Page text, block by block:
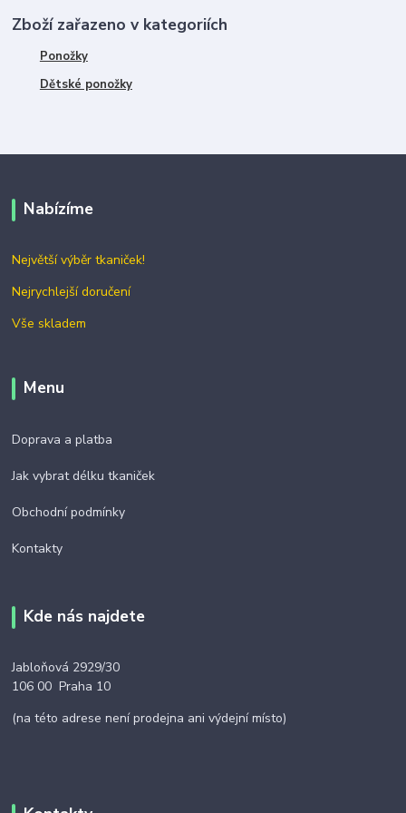
Zboží zařazeno v kategoriích
Ponožky
Dětské ponožky
Nabízíme
Největší výběr tkaniček!
Nejrychlejší doručení
Vše skladem
Menu
Doprava a platba
Jak vybrat délku tkaniček
Obchodní podmínky
Kontakty
Kde nás najdete
Jabloňová 2929/30
106 00 Praha 10
(na této adrese není prodejna ani výdejní místo)